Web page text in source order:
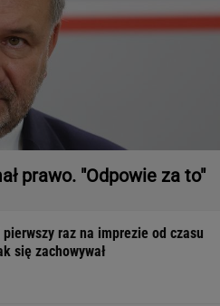
prawo. "Odpowie za to"
raz na imprezie od czasu
się zachowywał